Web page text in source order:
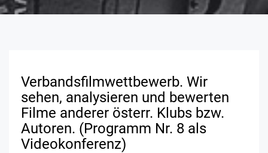
Verbandsfilmwettbewerb. Wir
sehen, analysieren und bewerten
Filme anderer österr. Klubs bzw.
Autoren. (Programm Nr. 8 als
Videokonferenz)